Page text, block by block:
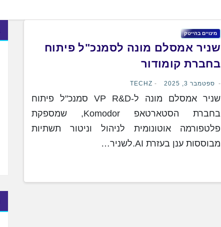
מינויים בהייטק
שניר אמסלם מונה לסמנכ"ל פיתוח
בחברת קומודור
ספטמבר 3, 2025 TECHZ
שניר אמסלם מונה ל-VP R&D סמנכ"ל פיתוח
בחברת הסטארטאפ Komodor, שמספקת
פלטפורמה אוטונומית לניהול וניטור תשתיות
מבוססות ענן בעזרת AI.לשניר…